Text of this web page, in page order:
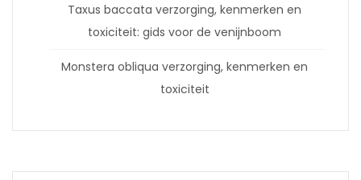
Taxus baccata verzorging, kenmerken en
toxiciteit: gids voor de venijnboom
Monstera obliqua verzorging, kenmerken en
toxiciteit